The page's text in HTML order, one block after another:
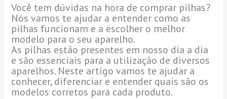
Você tem dúvidas na hora de comprar pilhas?
Nós vamos te ajudar a entender como as
pilhas funcionam e a escolher o melhor
modelo para o seu aparelho.
As pilhas estão presentes em nosso dia a dia
e são essenciais para a utilização de diversos
aparelhos. Neste artigo vamos te ajudar a
conhecer, diferenciar e entender quais são os
modelos corretos para cada produto.